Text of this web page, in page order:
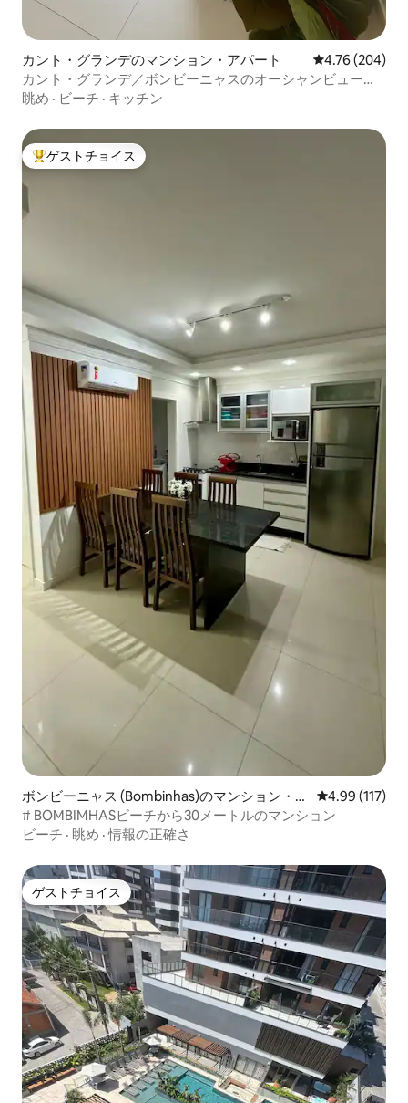
カント・グランデのマンション・アパート レビュー204
4.76 (204)
カント・グランデ／ボンビーニャスのオーシャンビューア
パートメント
眺め · ビーチ · キッチン
大好評のゲストチョイスです。
ゲストチョイス
ボンビーニャス (Bombinhas)のマンション・ア
パート
レビュー117
4.99 (117)
# BOMBIMHASビーチから30メートルのマンション
ビーチ · 眺め ·情報の正確さ
ゲストチョイス
ゲストチョイス